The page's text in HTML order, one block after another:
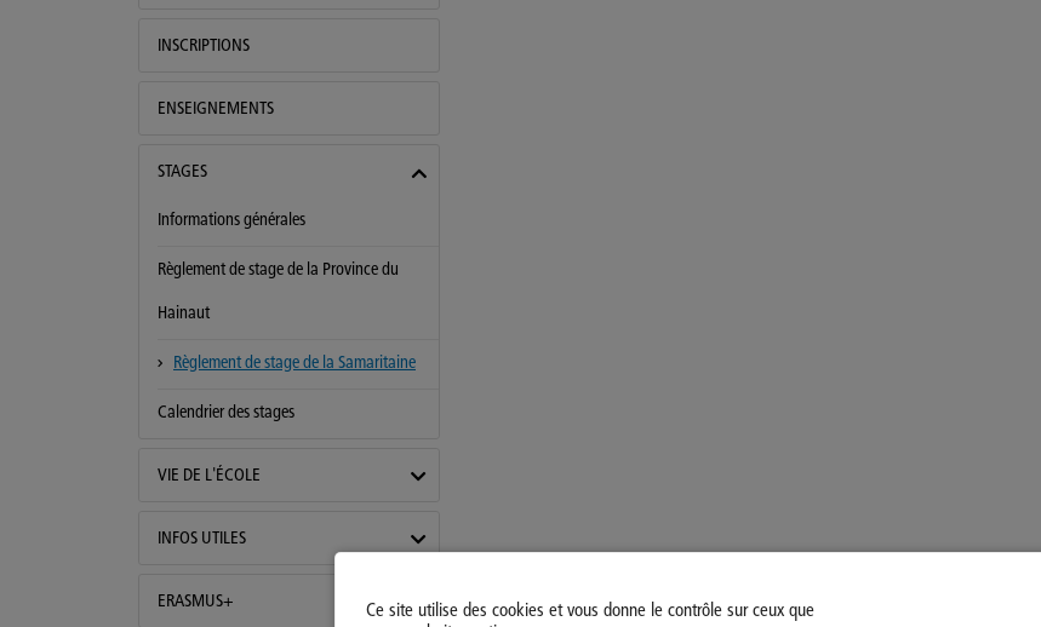
Ce site utilise des cookies et vous donne le contrôle sur ceux que
INSCRIPTIONS
ENSEIGNEMENTS
STAGES
Informations générales
Règlement de stage de la Province du
Hainaut
Règlement de stage de la Samaritaine
Calendrier des stages
VIE DE L'ÉCOLE
INFOS UTILES
ERASMUS+